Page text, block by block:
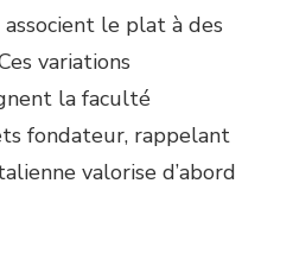
le plat à des
variations
la faculté
fondateur, rappelant
valorise d’abord